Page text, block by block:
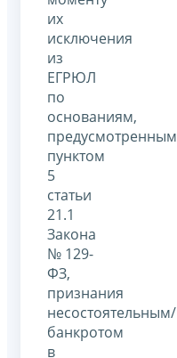
их
исключения
из
ЕГРЮЛ
по
основаниям,
предусмотренным
пунктом
5
статьи
21.1
Закона
№ 129-
ФЗ,
признания
несостоятельным/
банкротом
в